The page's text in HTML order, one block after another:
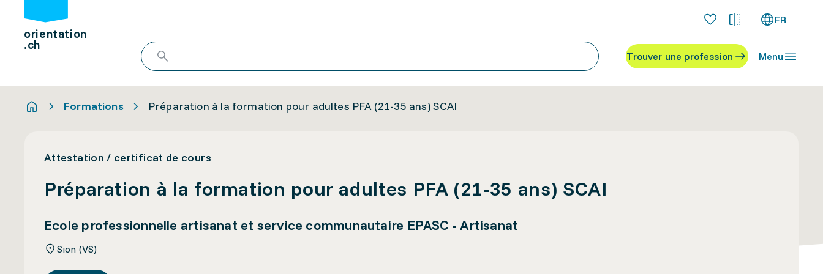
orientation
.ch
FR
Trouver une profession Menu
Formations Préparation à la formation pour adultes PFA (21-35 ans) SCAI
Attestation / certificat de cours
Préparation à la formation pour adultes PFA (21-35 ans) SCAI
Ecole professionnelle artisanat et service communautaire EPASC - Artisanat
Sion (VS)